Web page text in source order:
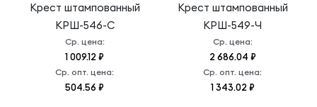
Крест штампованный
КРШ-546-С
Ср. цена:
1 009.12 ₽
Ср. опт. цена:
504.56 ₽
Крест штампованный
КРШ-549-Ч
Ср. цена:
2 686.04 ₽
Ср. опт. цена:
1 343.02 ₽